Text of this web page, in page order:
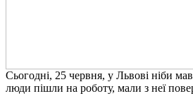
Сьогодні, 25 червня, у Львові ніби
люди пішли на роботу, мали з неї